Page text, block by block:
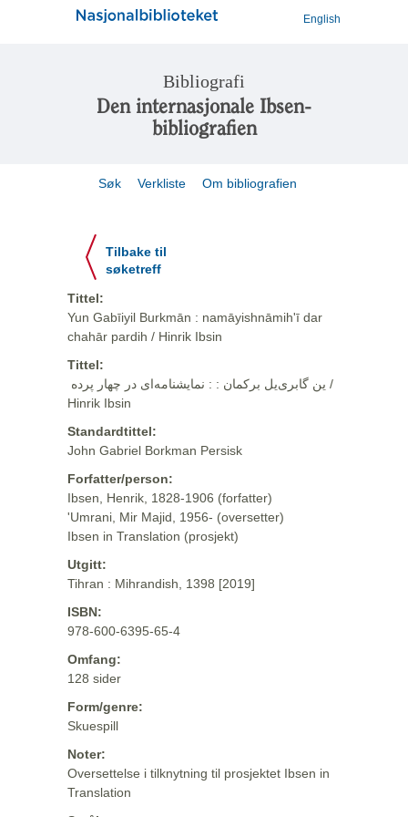
English
Bibliografi
Den internasjonale Ibsen-
bibliografien
Søk Verkliste Om bibliografien
Tilbake til
søketreff
Tittel:
Yun Gabīiyil Burkmān : namāyishnāmihʹī dar
chahār pardih / Hinrik Ibsin
Tittel:
ین گابری‌یل برکمان : ‏:‏ نمایشنامه‌ای در چهار پرده ‏ /
Hinrik Ibsin
Standardtittel:
John Gabriel Borkman Persisk
Forfatter/person:
Ibsen, Henrik, 1828-1906 (forfatter)
'Umrani, Mir Majid, 1956- (oversetter)
Ibsen in Translation (prosjekt)
Utgitt:
Tihran : Mihrandish, 1398 [2019]
ISBN:
978-600-6395-65-4
Omfang:
128 sider
Form/genre:
Skuespill
Noter:
Oversettelse i tilknytning til prosjektet Ibsen in
Translation